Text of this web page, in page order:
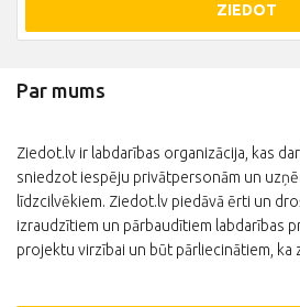
ZIEDOT
Par mums
Ziedot.lv ir labdarības organizācija, kas
sniedzot iespēju privātpersonām un
līdzcilvēkiem. Ziedot.lv piedāvā ērti un
izraudzītiem un pārbaudītiem labdarības
projektu virzībai un būt pārliecinātiem, ka